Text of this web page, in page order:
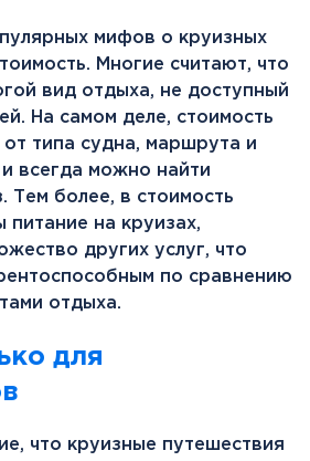
мифов о круизных
Многие считают, что
вид отдыха, не доступный
На самом деле, стоимость
от типа судна, маршрута и
всегда можно найти
Тем более, в стоимость
питание на круизах,
других услуг, что
по сравнению
отдыха.
для
что круизные путешествия